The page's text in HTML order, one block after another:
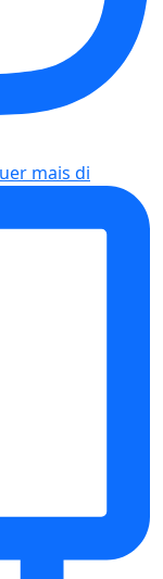
mais di